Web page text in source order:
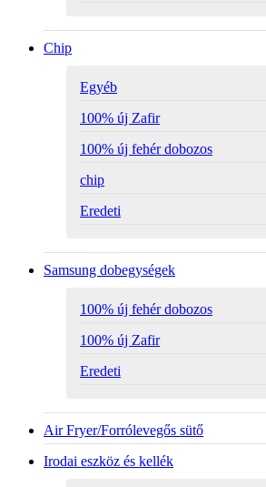
Chip
Egyéb
100% új Zafir
100% új fehér dobozos
chip
Eredeti
Samsung dobegységek
100% új fehér dobozos
100% új Zafir
Eredeti
Air Fryer/Forrólevegős sütő
Irodai eszköz és kellék